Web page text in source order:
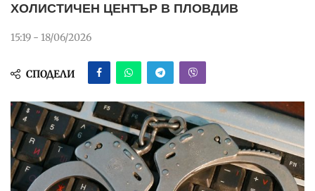
ХОЛИСТИЧЕН ЦЕНТЪР В ПЛОВДИВ
15:19 - 18/06/2026
СПОДЕЛИ